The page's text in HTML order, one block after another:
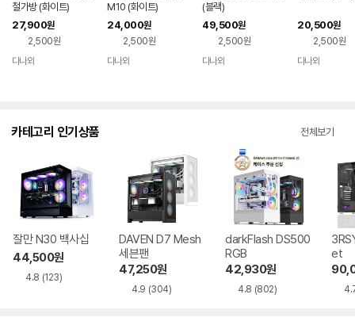
철가방 (화이트)
27,900원
2,500원
다나와
M10 (화이트)
24,000원
2,500원
다나와
(블랙)
49,500원
2,500원
다나와
20,500원
2,500원
다나와
카테고리 인기상품 전체보기
잘만 N30 백사십
44,500원
4.8 (123)
DAVEN D7 Mesh
세븐팬
47,250원
4.9 (304)
darkFlash DS500
RGB
42,930원
4.8 (802)
et